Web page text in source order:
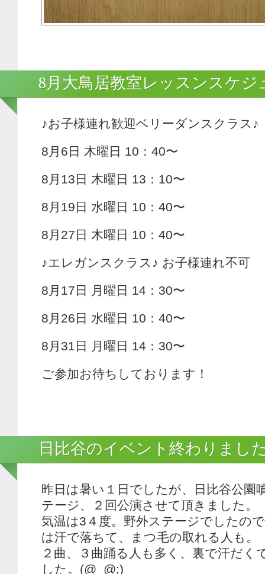
8月大鳥居教室レッスンスケジ
♪お子様連れ歓迎ベリーダンスクラス♪
8月6日 木曜日 10：40〜
8月13日 木曜日 13：10〜
8月19日 水曜日 10：40〜
8月27日 木曜日 10：40〜
♪エレガンスクラス♪ お子様連れ不可
8月17日 月曜日 14：30〜
8月26日 水曜日 10：40〜
8月31日 月曜日 14：30〜
ご参加お待ちしております！
日比谷のイベント終わりまし
昨日は暑い１日でしたが、日比谷公園
テージ、２回公演させて頂きました。
気温は3４度。野外ステージでしたの
は汗で落ちて、まつ毛の取れる人も。
２曲、３曲踊る人も多く、裏で汗だく
した。(@_@;)